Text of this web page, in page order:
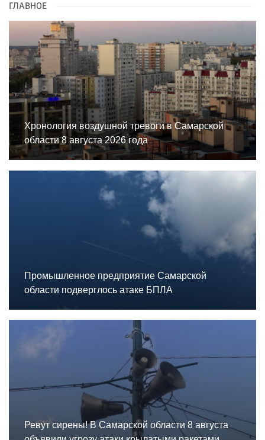
ГЛАВНОЕ
Хронология воздушной тревоги в Самарской
области 8 августа 2026 года
Промышленное предприятие Самарской
области подверглось атаке БПЛА
Ревут сирены! В Самарской области 8 августа